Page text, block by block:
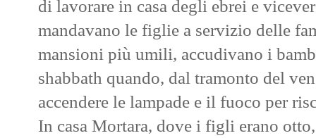
di lavorare in casa degli ebrei e
mandavano le figlie a servizio delle
mansioni più umili, accudivano i
shabbath quando, dal tramonto del
accendere le lampade e il fuoco per
In casa Mortara, dove i figli erano